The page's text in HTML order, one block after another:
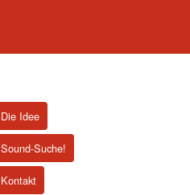
Die Idee
Sound-Suche!
Kontakt